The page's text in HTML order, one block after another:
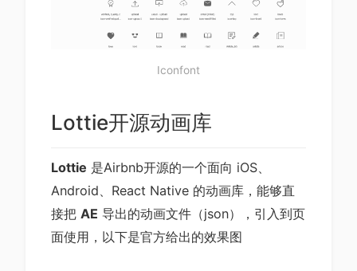
Iconfont
Lottie开源动画库
Lottie 是Airbnb开源的一个面向 iOS、
Android、React Native 的动画库，能够直
接把 AE 导出的动画文件（json），引入到页
面使用，以下是官方给出的效果图